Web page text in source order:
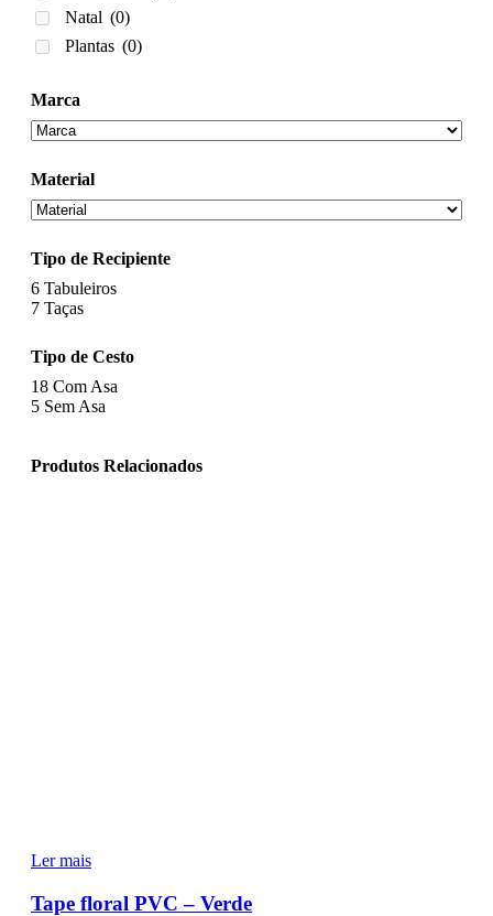
Natal (0)
Plantas (0)
Marca
Material
Tipo de Recipiente
6 Tabuleiros
7 Taças
Tipo de Cesto
18 Com Asa
5 Sem Asa
Produtos Relacionados
Ler mais
Tape floral PVC – Verde